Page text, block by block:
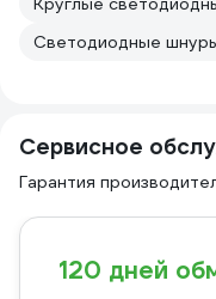
Светодиодные
Сервисное
Гарантия
120 дней